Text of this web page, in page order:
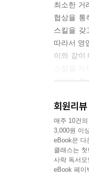
제2장 신
1. 신용조
2. 신용조
3. 신용조
4. 신용조
최소한 거
협상을 통
스킬을 갖
따라서 영
이와 같이
그리고 회
이를 위해
양성할 필
모든 업무
매출채권
거래제안
것인가,
회원리뷰
매주 10건
3,000원 이
eBook은 다
클래스는
사락 독서
eBook 페이